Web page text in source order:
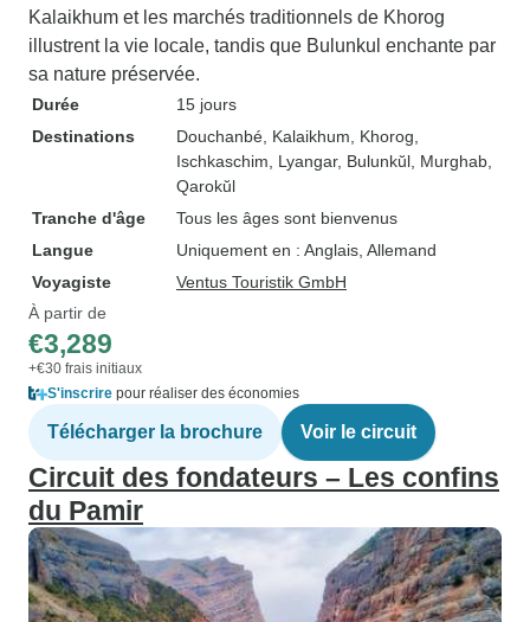
Kalaikhum et les marchés traditionnels de Khorog
illustrent la vie locale, tandis que Bulunkul enchante par
sa nature préservée.
Durée
15 jours
Destinations
Douchanbé , Kalaikhum , Khorog
Ischkaschim , Lyangar, Bulunkŭl , Murghab
Qarokŭl
Tranche d'âge
Tous les âges sont bienvenus
Langue
Uniquement en : Anglais, Allemand
Voyagiste
Ventus Touristik GmbH
À partir de
€3,289
+€30 frais initiaux
S'inscrire pour réaliser des économies
Télécharger la brochure Voir le circuit
Circuit des fondateurs – Les confins
du Pamir